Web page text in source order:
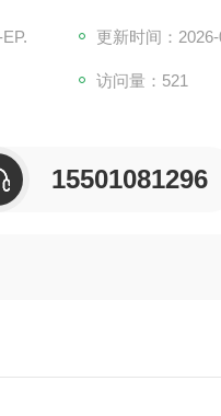
更新时间：
访问量：521
15501081296